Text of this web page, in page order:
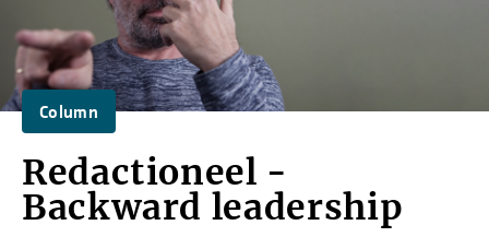
Column
Redactioneel -
Backward leadership